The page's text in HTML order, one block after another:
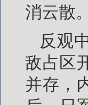
消云散。
反观
敌占区
并存，